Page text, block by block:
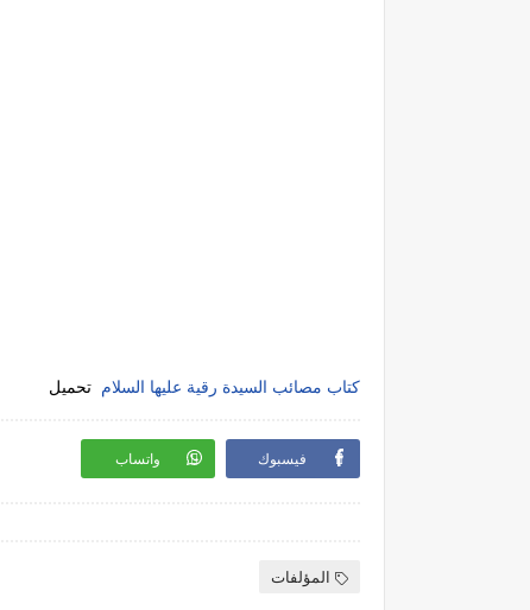
كتاب مصائب السيدة رقية عليها السلام تحميل
فيسبوك واتساب
المؤلفات